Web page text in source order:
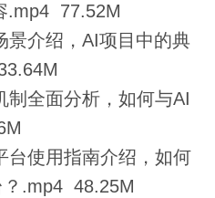
.mp4 77.52M
介绍，AI项目中的典
全面分析，如何与AI
使用指南介绍，如何
？.mp4 48.25M